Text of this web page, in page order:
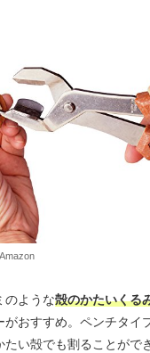
のような殻のかたいくる
がおすすめ。ペンチタイ
い殻でも割ることがで